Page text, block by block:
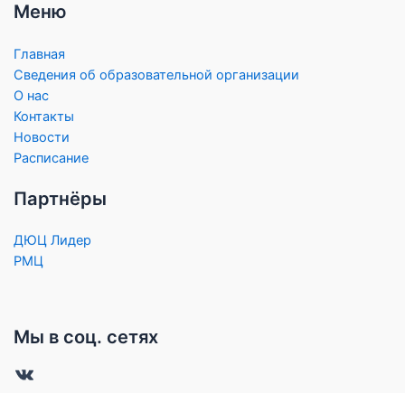
Меню
Главная
Сведения об образовательной организации
О нас
Контакты
Новости
Расписание
Партнёры
ДЮЦ Лидер
РМЦ
Мы в соц. сетях